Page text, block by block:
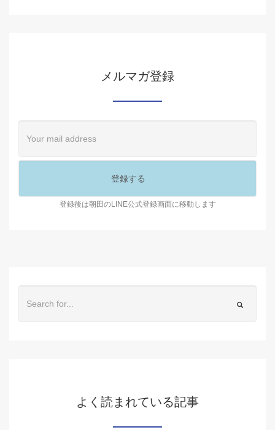
メルマガ登録
登録後は朝田のLINE公式登録画面に移動します
よく読まれている記事